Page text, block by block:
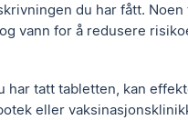
du har fått.
vann for å redusere
tatt tabletten, kan
eller